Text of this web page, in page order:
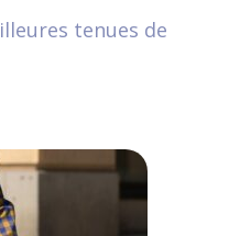
tenues de